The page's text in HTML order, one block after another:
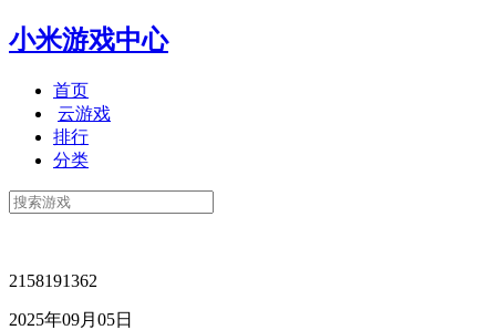
小米游戏中心
首页
云游戏
排行
分类
2158191362
2025年09月05日